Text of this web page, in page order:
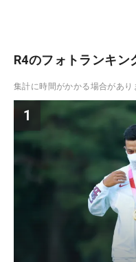
R4のフォトランキン
集計に時間がかかる場合があり
1